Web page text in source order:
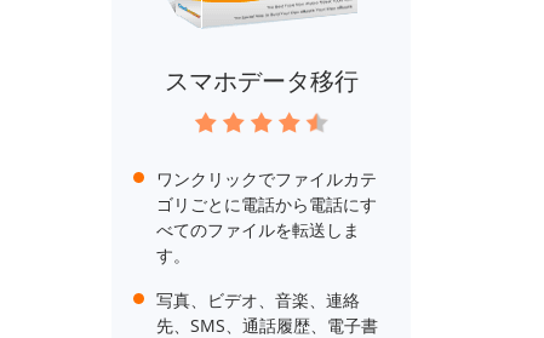
スマホデータ移行
ワンクリックでファイルカテ
ゴリごとに電話から電話にす
べてのファイルを転送しま
す。
写真、ビデオ、音楽、連絡
先、SMS、通話履歴、電子書